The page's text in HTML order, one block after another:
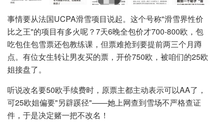
事情要从法国UCPA滑雪项目说起。这个号称"滑雪界性价
比之王"的项目有多火呢？7天6晚全包价才700-800欧，包
吃包住包雪票还包教练课，但票难抢到要提前两三个月蹲
点。有位女生转让男友买的票，开价750欧，被咱们的25欧
姐接盘了。
听说改名要50欧手续费时，原票主都主动表示可以AA了，
可25欧姐偏要"另辟蹊径"——她上网查到雪场不严格查证
件，于是决定赌一把不改名！